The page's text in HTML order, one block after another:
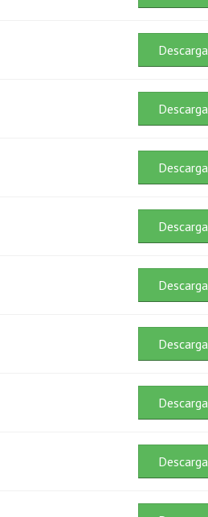
Descarga
Descarga
Descarga
Descarga
Descarga
Descarga
Descarga
Descarga